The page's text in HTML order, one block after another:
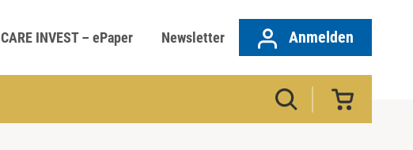
CARE INVEST – ePaper Newsletter Anmelden